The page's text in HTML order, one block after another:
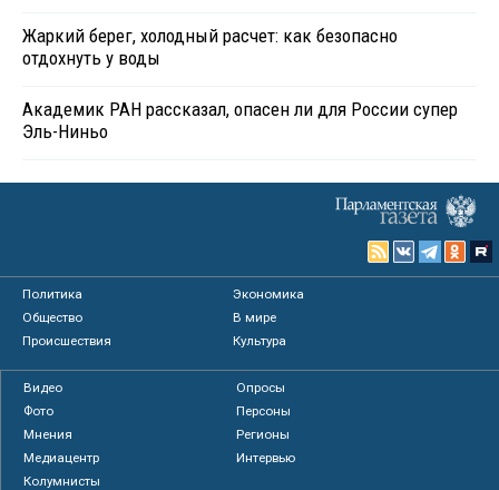
Жаркий берег, холодный расчет: как безопасно
отдохнуть у воды
Академик РАН рассказал, опасен ли для России супер
Эль-Ниньо
Политика
Экономика
Общество
В мире
Происшествия
Культура
Видео
Опросы
Фото
Персоны
Мнения
Регионы
Медиацентр
Интервью
Колумнисты